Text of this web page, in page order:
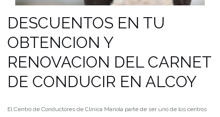
DESCUENTOS EN TU
OBTENCION Y
RENOVACION DEL CARNET
DE CONDUCIR EN ALCOY
El Centro de Conductores de Clínica Mariola parte de ser uno de los centros